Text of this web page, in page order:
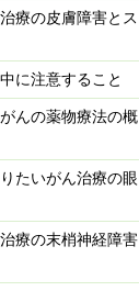
療の皮膚障害とス
に注意すること
んの薬物療法の概
たいがん治療の眼
療の末梢神経障害